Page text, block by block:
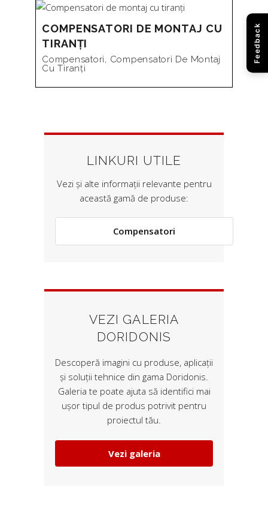
COMPENSATORI DE MONTAJ CU
TIRANȚI
Compensatori, Compensatori De Montaj
Cu Tiranți
LINKURI UTILE
Vezi și alte informații relevante pentru
această gamă de produse:
Compensatori
VEZI GALERIA
DORIDONIS
Descoperă imagini cu produse, aplicații
și soluții tehnice din gama Doridonis.
Galeria te poate ajuta să identifici mai
ușor tipul de produs potrivit pentru
proiectul tău.
Vezi galeria
Feedback